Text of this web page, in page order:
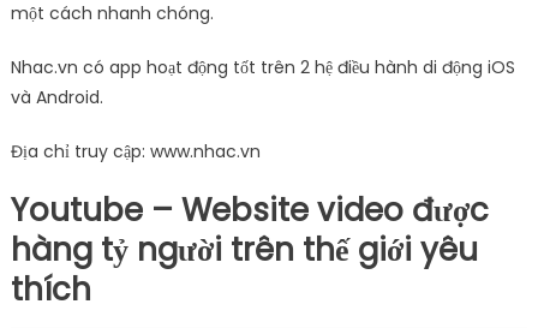
một cách nhanh chóng.
Nhac.vn có app hoạt động tốt trên 2 hệ điều hành di động iOS
và Android.
Địa chỉ truy cập: www.nhac.vn
Youtube – Website video được
hàng tỷ người trên thế giới yêu
thích